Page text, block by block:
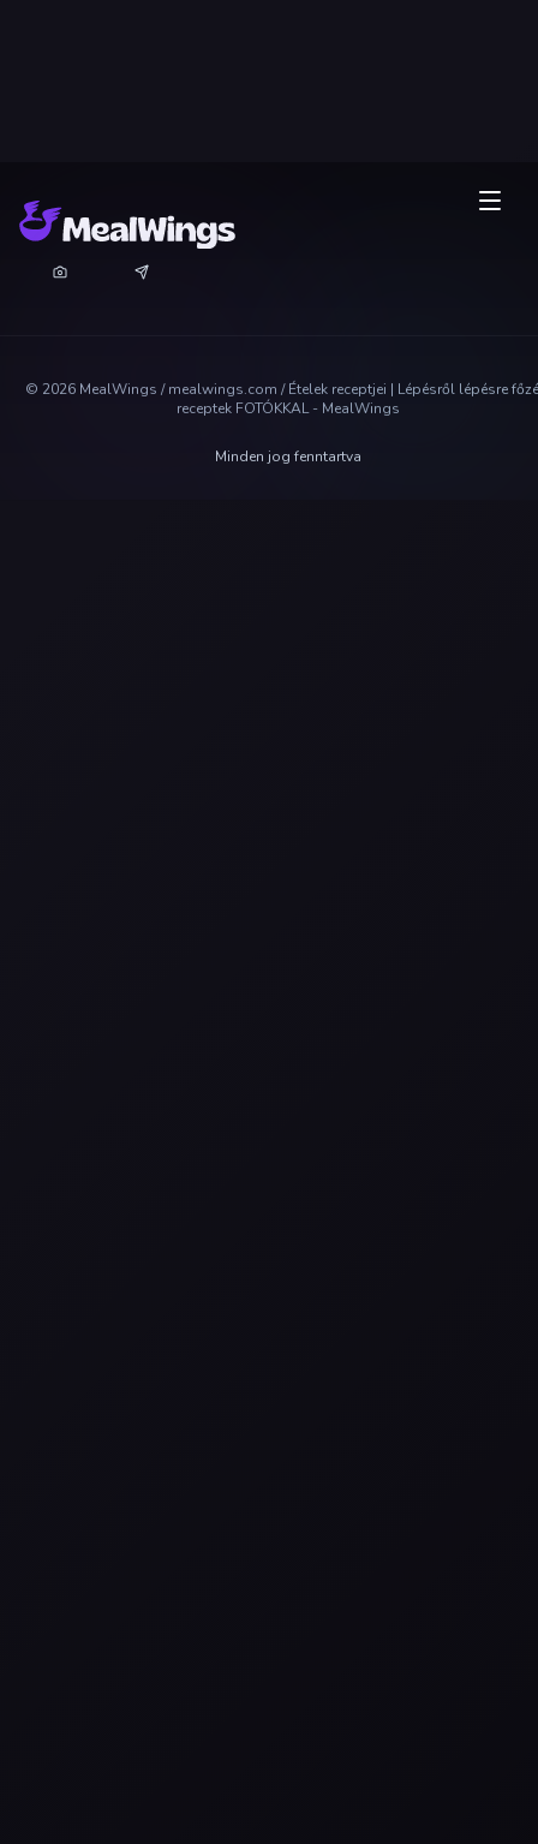
© 2026 MealWings / mealwings.com /Ételek receptjei | Lépésről lépésre
receptek FOTÓKKAL - MealWings
Minden jog fenntartva